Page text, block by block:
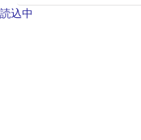
読込中